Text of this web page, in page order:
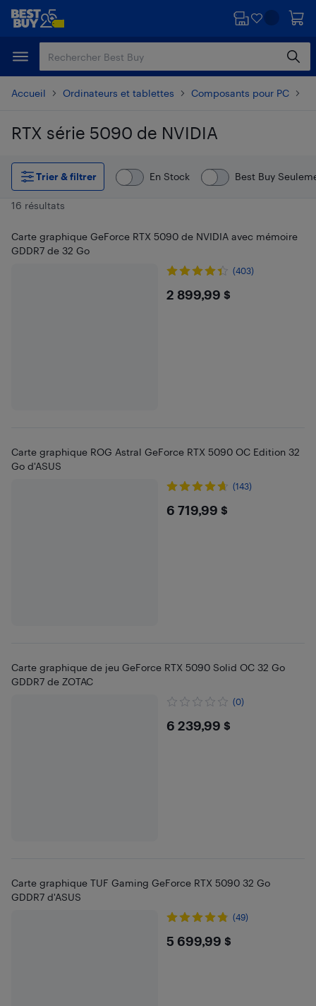
Passer
principal
Passer
Accueil Ordinateurs et tablettes Composants pour PC
RTX série 5090 de NVIDIA
Passer aux résultats
Trier & filtrer
En Stock Best Buy
16 résultats
Carte graphique GeForce RTX 5090 de NVIDIA avec mémoire
GDDR7 de 32 Go
(403)
$2899.99
2 899,99 $
Carte graphique ROG Astral GeForce RTX 5090 OC Edition 32
Go d'ASUS
(143)
$6719.99
6 719,99 $
Carte graphique de jeu GeForce RTX 5090 Solid OC 32 Go
GDDR7 de ZOTAC
(0)
$6239.99
6 239,99 $
Carte graphique TUF Gaming GeForce RTX 5090 32 Go
GDDR7 d'ASUS
(49)
$5699.99
5 699,99 $